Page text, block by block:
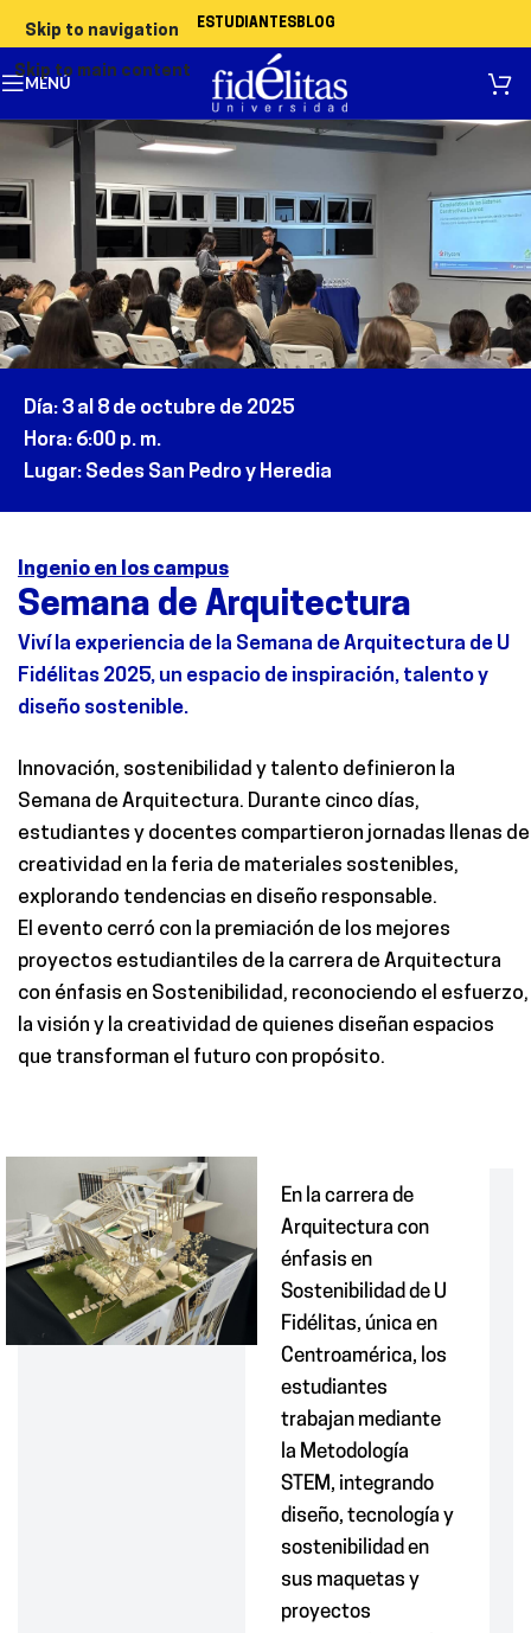
Skip to navigation
Skip to main content
ESTUDIANTESBLOG
MENÚ
Día: 3 al 8 de octubre de 2025
Hora: 6:00 p. m.
Lugar: Sedes San Pedroy Heredia
Ingenio en los campus
Semana de Arquitectura
Viví la experiencia de la Semana de Arquitectura de U
Fidélitas 2025, un espacio de inspiración, talento y
diseño sostenible.
Innovación, sostenibilidad y talento definieron la
Semana de Arquitectura. Durante cinco días,
estudiantes y docentes compartieron jornadas llenas de
creatividad en la feria de materiales sostenibles,
explorando tendencias en diseño responsable.
El evento cerró con la premiación de los mejores
proyectos estudiantiles de la carrera de Arquitectura
con énfasis en Sostenibilidad, reconociendo el esfuerzo,
la visión y la creatividad de quienes diseñan espacios
que transforman el futuro con propósito.
En la carrera de
Arquitectura con
énfasis en
Sostenibilidad de U
Fidélitas, única en
Centroamérica, los
estudiantes
trabajan mediante
la Metodología
STEM, integrando
diseño, tecnología y
sostenibilidad en
sus maquetas y
proyectos